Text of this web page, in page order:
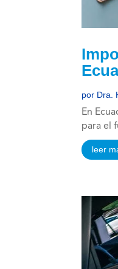
por Dra.
En
para el
leer